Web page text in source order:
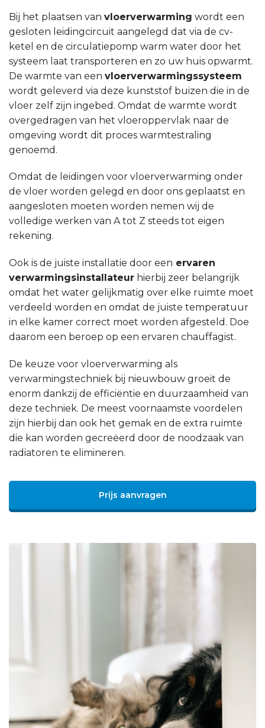
Bij het plaatsen van vloerverwarming wordt een
gesloten leidingcircuit aangelegd dat via de cv-
ketel en de circulatiepomp warm water door het
systeem laat transporteren en zo uw huis opwarmt.
De warmte van een vloerverwarmingssysteem
wordt geleverd via deze kunststof buizen die in de
vloer zelf zijn ingebed. Omdat de warmte wordt
overgedragen van het vloeroppervlak naar de
omgeving wordt dit proces warmtestraling
genoemd.
Omdat de leidingen voor vloerverwarming onder
de vloer worden gelegd en door ons geplaatst en
aangesloten moeten worden nemen wij de
volledige werken van A tot Z steeds tot eigen
rekening.
Ook is de juiste installatie door een ervaren
verwarmingsinstallateur hierbij zeer belangrijk
omdat het water gelijkmatig over elke ruimte moet
verdeeld worden en omdat de juiste temperatuur
in elke kamer correct moet worden afgesteld. Doe
daarom een beroep op een ervaren chauffagist.
De keuze voor vloerverwarming als
verwarmingstechniek bij nieuwbouw groeit de
enorm dankzij de efficiëntie en duurzaamheid van
deze techniek. De meest voornaamste voordelen
zijn hierbij dan ook het gemak en de extra ruimte
die kan worden gecreëerd door de noodzaak van
radiatoren te elimineren.
Prijs aanvragen